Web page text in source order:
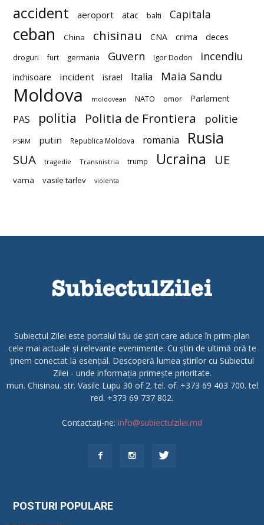
accident aeroport atac balti Capitala
ceban China chisinau CNA crima deces
droguri furt germania Guvern Igor Dodon incendiu
inchisoare incident israel Italia Maia Sandu
Moldova moldovean NATO omor Parlament
PAS politia Politia de Frontiera politie
PSRM putin Republica Moldova romania Rusia
SUA tragedie Transnistria trump Ucraina UE
vama vasile tarlev violenta
Subiectul Zilei este portalul tău de știri care aduce în prim-plan
cele mai actuale și relevante evenimente. Cu știri de ultimă oră te
ținem conectat la esențial. Descoperă lumea știrilor cu Subiectul
Zilei - unde informația primește prioritate.
mun. Chisinau. str. Vasile Lupu 30 of 2. tel. of. +373 69 403 700. tel
red. +373 69 737 802.
Contactați-ne: info@subiectulzilei.md
POSTURI POPULARE